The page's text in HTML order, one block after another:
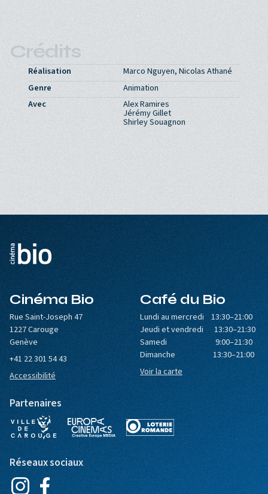
Crédits
Réalisation
Marco Nguyen, Nicolas Athané
Genre
Animation
Avec
Alex Ramires
Jérémy Gillet
Shirley Souagnon
Cinéma Bio
Rue Saint-Joseph 47
1227 Carouge
Genève
+41 22 301 54 43
Accessibilité
Café du Bio
Lundi au mercredi 13:30–21:00
Jeudi et vendredi 13:30–21:30
Samedi 9:00–21:30
Dimanche 13:30–21:00
Voir la carte
Partenaires
Réseaux sociaux